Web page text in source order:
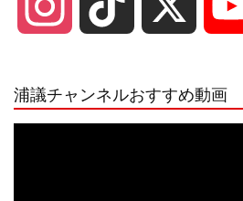
浦議チャンネルおすすめ動画